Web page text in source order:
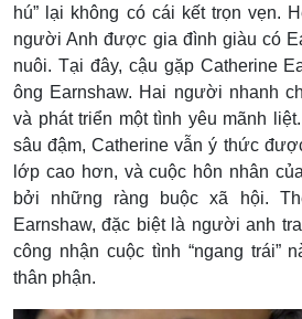
hú” lại không có cái kết trọn vẹn.
người Anh được gia đình giàu có
nuôi. Tại đây, cậu gặp Catherine
ông Earnshaw. Hai người nhanh
và phát triển một tình yêu mãnh liệt.
sâu đậm, Catherine vẫn ý thức
lớp cao hơn, và cuộc hôn nhân
bởi những ràng buộc xã hội.
Earnshaw, đặc biệt là người anh
công nhận cuộc tình “ngang trái”
thân phận.